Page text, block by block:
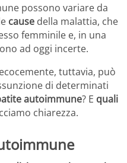
possono variare da
cause della malattia, che
femminile e, in una
ad oggi incerte.
tuttavia, può
di determinati
autoimmune? E quali
chiarezza.